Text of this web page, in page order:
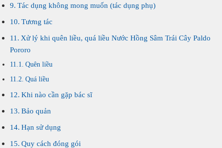
Tác dụng không mong muốn (tác dụng phụ)
Tương tác
Xử lý khi quên liều, quá liều Nước Hồng Sâm Trái Cây Paldo
Pororo
Quên liều
Quá liều
Khi nào cần gặp bác sĩ
Bảo quản
Hạn sử dụng
Quy cách đóng gói